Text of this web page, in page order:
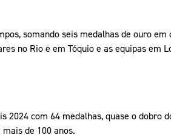
somando seis medalhas de ouro em
no Rio e em Tóquio e as equipas em
2024 com 64 medalhas, quase o dobro
de 100 anos.